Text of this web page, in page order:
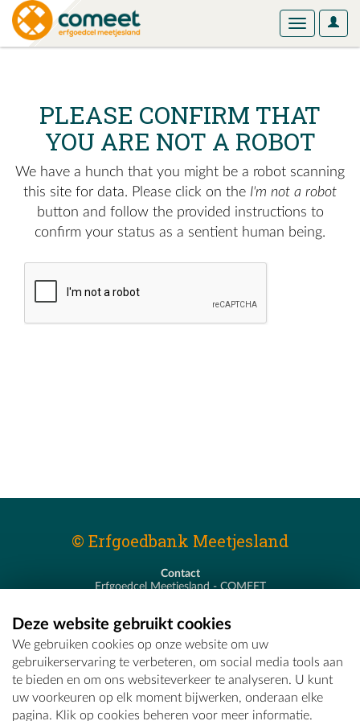
User
Toggle
PLEASE CONFIRM THAT
YOU ARE NOT A ROBOT
We have a hunch that you might be a robot scanning
this site for data. Please click on the I'm not a robot
button and follow the provided instructions to
confirm your status as a sentient human being.
© Erfgoedbank Meetjesland
Contact
Erfgoedcel Meetjesland - COMEET
T - 09 373 75 96
E -erfgoedcel@comeet.be
Deze website gebruikt cookies
We gebruiken cookies op onze website om uw
gebruikerservaring te verbeteren, om social media tools aan
te bieden en om ons websiteverkeer te analyseren. U kunt
uw voorkeuren op elk moment bijwerken, onderaan elke
pagina. Klik op cookies beheren voor meer informatie.